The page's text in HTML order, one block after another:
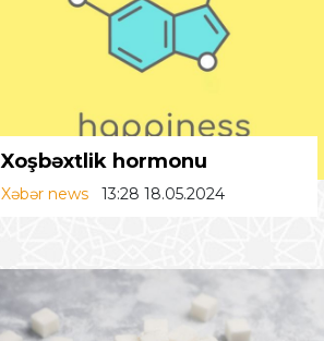
Xoşbəxtlik hormonu
Xəbər news 13:28 18.05.2024